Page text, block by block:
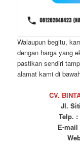
Walaupun begitu,
dengan harga yang
pastikan sendiri
alamat kami di
CV.
Jl.
Telp. :
E-mail